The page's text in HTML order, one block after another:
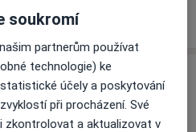
Víceo adrese
svůj názor
soukromí
partnerům používat
technologie) ke
účely a poskytování
při procházení. Své
zkontrolovat a aktualizovat v